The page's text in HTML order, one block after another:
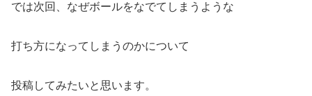
では次回、なぜボールをなでてしまうような
打ち方になってしまうのかについて
投稿してみたいと思います。